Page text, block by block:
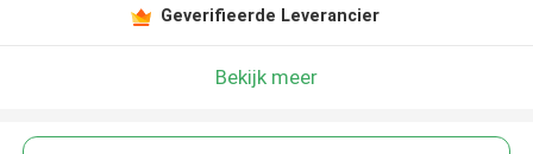
Geverifieerde Leverancier
Bekijk meer